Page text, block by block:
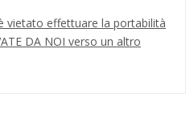
vietato effettuare la portabilità
DA NOI verso un altro